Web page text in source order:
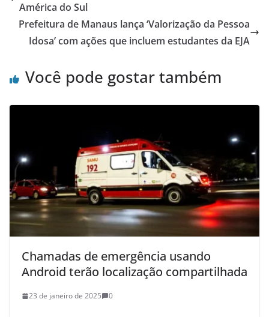
América do Sul
Prefeitura de Manaus lança ‘Valorização da Pessoa
Idosa’ com ações que incluem estudantes da EJA
Você pode gostar também
Chamadas de emergência usando
Android terão localização compartilhada
23 de janeiro de 2025 0